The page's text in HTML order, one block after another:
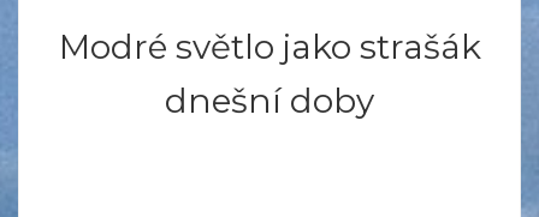
Modré světlo jako strašák
dnešní doby